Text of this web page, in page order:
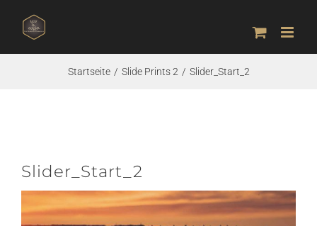
Inhalt
springen
Startseite Slide Prints 2 Slider_Start_2
Slider_Start_2